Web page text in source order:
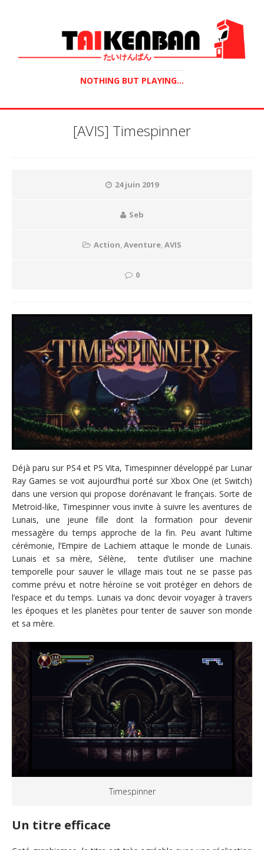
NOTHING BUT PLAYING...
[AVIS] Timespinner
24 juin 2019
Seb
Action,Aventure,AVIS
0
Déjà paru sur PS4 et PS Vita, Timespinner développé par Lunar
Ray Games se voit aujourd’hui porté sur Xbox One (et Switch)
dans une version qui propose dorénavant le français. Sorte de
Metroid-like, Timespinner vous invite à suivre les aventures de
Lunais, une jeune fille dont la formation pour devenir
messagère du temps approche de la fin. Peu avant l’ultime
cérémonie, l’Empire de Lachiem attaque le monde de Lunais.
Lunais et sa mère, Sélène, tente d’utiliser une machine
temporelle pour sauver le village mais tout ne se passe pas
comme prévu et notre héroïne se voit protéger en dehors de
l’espace et du temps. Lunais va donc devoir voyager à travers
les époques et les planètes pour tenter de sauver son monde
et sa mère.
Timespinner
Un titre efficace